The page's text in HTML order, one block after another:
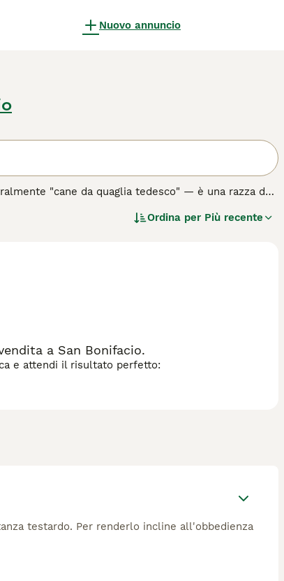
Nuovo annuncio
"cane da quaglia tedesco" — è una razza da
sia a terra che in acqua. È considerato uno dei
fuori dei circuiti venatori tedeschi e rimane poco
lunghezza, di colore marrone o marrone con
un forte istinto venatorio che richiede esercizio
e affettuoso, che si adatta bene alla vita
spazzolatura regolare, in particolare nelle
Ordina per Più recente
a San Bonifacio.
e attendi il risultato perfetto:
testardo. Per renderlo incline all'obbedienza